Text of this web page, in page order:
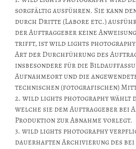
sorgfältig ausführen. Sie kann
durch Dritte (Labore etc.)
der Auftraggeber keine
trifft, ist wild lights
Art der Durchführung des
insbesondere für die
Aufnahmeort und die
technischen (fotografischen)
2. wild lights photography wählt
welche sie dem Auftraggeber bei
Produktion zur Abnahme vorlegt.
3. wild lights photography
dauerhaften Archivierung des